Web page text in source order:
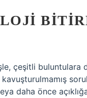
çeşitli buluntulara
daha önce